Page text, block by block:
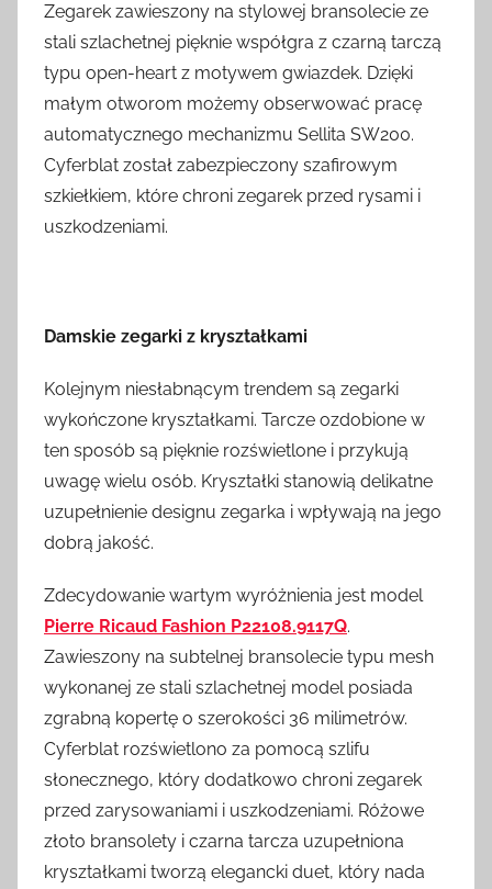
Zegarek zawieszony na stylowej bransolecie ze
stali szlachetnej pięknie współgra z czarną tarczą
typu open-heart z motywem gwiazdek. Dzięki
małym otworom możemy obserwować pracę
automatycznego mechanizmu Sellita SW200.
Cyferblat został zabezpieczony szafirowym
szkiełkiem, które chroni zegarek przed rysami i
uszkodzeniami.
Damskie zegarki z kryształkami
Kolejnym niesłabnącym trendem są zegarki
wykończone kryształkami. Tarcze ozdobione w
ten sposób są pięknie rozświetlone i przykują
uwagę wielu osób. Kryształki stanowią delikatne
uzupełnienie designu zegarka i wpływają na jego
dobrą jakość.
Zdecydowanie wartym wyróżnienia jest model
Pierre Ricaud Fashion P22108.9117Q.
Zawieszony na subtelnej bransolecie typu mesh
wykonanej ze stali szlachetnej model posiada
zgrabną kopertę o szerokości 36 milimetrów.
Cyferblat rozświetlono za pomocą szlifu
słonecznego, który dodatkowo chroni zegarek
przed zarysowaniami i uszkodzeniami. Różowe
złoto bransolety i czarna tarcza uzupełniona
kryształkami tworzą elegancki duet, który nada